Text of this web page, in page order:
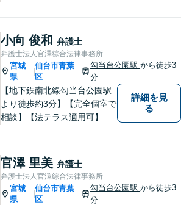
しつつ事件に取り組んでおり
ます。法律問題でお困りの方
はお気軽にご相談ください。
小向 俊和 弁護士
弁護士法人官澤綜合法律事務所
宮城
県
|
仙台市青葉
区
勾当台公園駅から徒歩3
分
【地下鉄南北線勾当台公園駅
より徒歩約3分】【完全個室で
相談】【法テラス適用可】
い解決を目指し、依頼者の方
とともに解決に向けて歩んで
いきたいと思います。法律問
題でお困りの方はお気軽にご
相談ください。
詳細を見
る
官澤 里美 弁護士
弁護士法人官澤綜合法律事務所
宮城
県
|
仙台市青葉
区
勾当台公園駅から徒歩3
分